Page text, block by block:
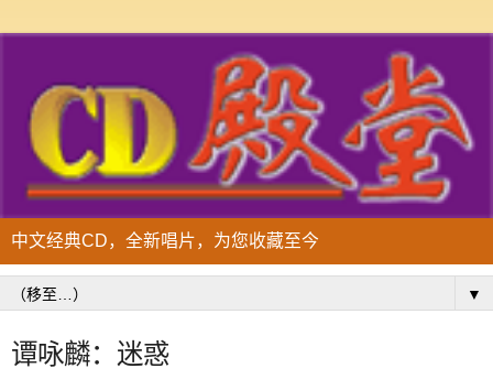
中文经典CD，全新唱片，为您收藏至今
▼
谭咏麟：迷惑